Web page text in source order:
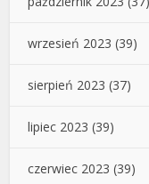
wrzesień 2023 (39)
sierpień 2023 (37)
lipiec 2023 (39)
czerwiec 2023 (39)